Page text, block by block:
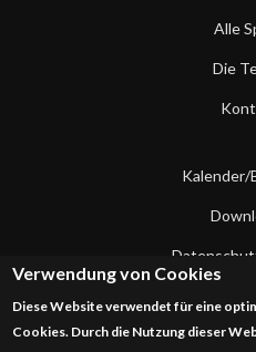
Alle
Die
Kalender/
Verwendung von Cookies
Diese Website verwendet für eine
Cookies. Durch die Nutzung dieser